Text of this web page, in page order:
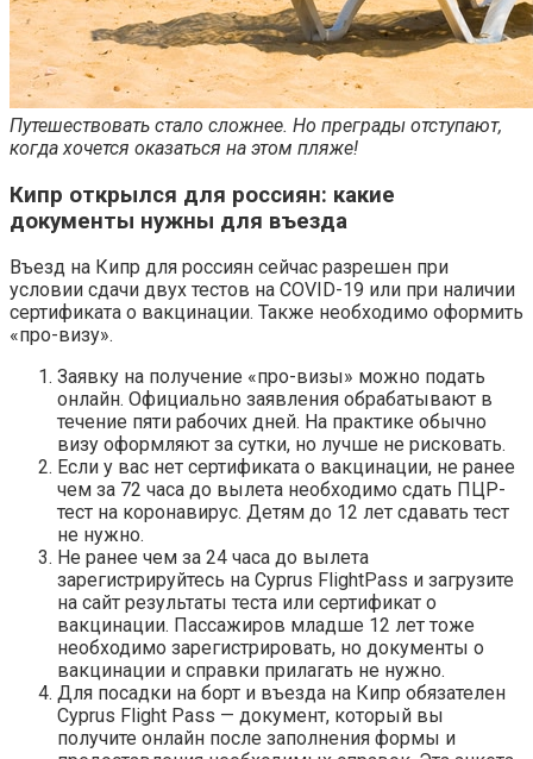
Путешествовать стало сложнее. Но преграды отступают,
когда хочется оказаться на этом пляже!
Кипр открылся для россиян: какие
документы нужны для въезда
Въезд на Кипр для россиян сейчас разрешен при
условии сдачи двух тестов на COVID-19 или при наличии
сертификата о вакцинации. Также необходимо оформить
«про-визу».
Заявку на получение «про-визы» можно подать
онлайн. Официально заявления обрабатывают в
течение пяти рабочих дней. На практике обычно
визу оформляют за сутки, но лучше не рисковать.
Если у вас нет сертификата о вакцинации, не ранее
чем за 72 часа до вылета необходимо сдать ПЦР-
тест на коронавирус. Детям до 12 лет сдавать тест
не нужно.
Не ранее чем за 24 часа до вылета
зарегистрируйтесь на Cyprus FlightPass и загрузите
на сайт результаты теста или сертификат о
вакцинации. Пассажиров младше 12 лет тоже
необходимо зарегистрировать, но документы о
вакцинации и справки прилагать не нужно.
Для посадки на борт и въезда на Кипр обязателен
Cyprus Flight Pass — документ, который вы
получите онлайн после заполнения формы и